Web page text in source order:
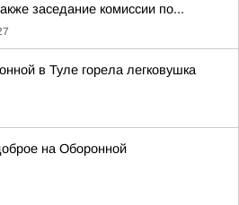
заседание комиссии по...
в Туле горела легковушка
на Оборонной